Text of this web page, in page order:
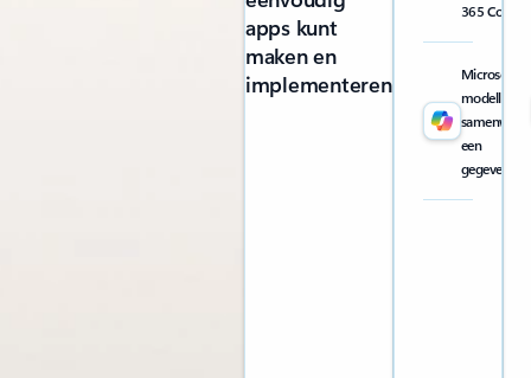
365 Copilot
Microsoft
modellen
een
apps kunt
maken en
implementeren